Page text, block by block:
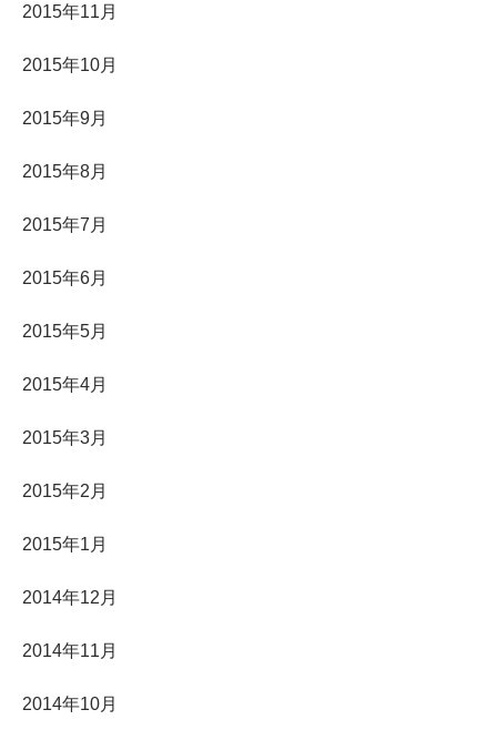
2015年11月
2015年10月
2015年9月
2015年8月
2015年7月
2015年6月
2015年5月
2015年4月
2015年3月
2015年2月
2015年1月
2014年12月
2014年11月
2014年10月